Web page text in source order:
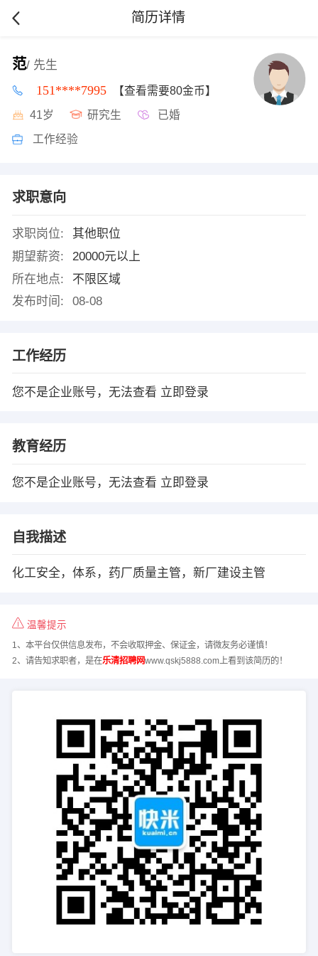
简历详情
范/ 先生
151****7995 【查看需要80金币】
41岁 研究生 已婚
工作经验
求职意向
求职岗位:
其他职位
期望薪资:
20000元以上
所在地点:
不限区域
发布时间:
08-08
工作经历
您不是企业账号，无法查看 立即登录
教育经历
您不是企业账号，无法查看 立即登录
自我描述
化工安全，体系，药厂质量主管，新厂建设主管
温馨提示
1、本平台仅供信息发布，不会收取押金、保证金，请微友务必谨慎！
2、请告知求职者，是在乐清招聘网www.qskj5888.com上看到该简历的！